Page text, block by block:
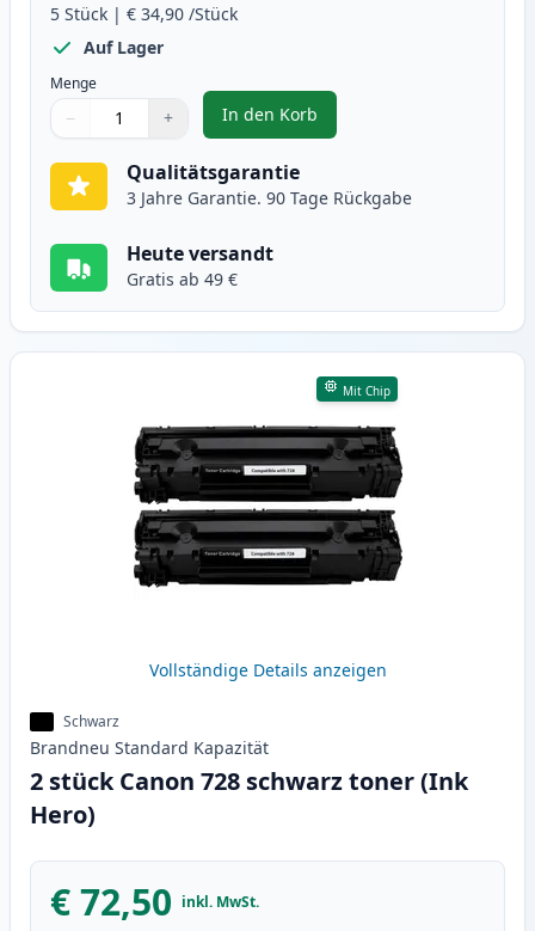
5 Stück | € 34,90 /Stück
Auf Lager
Menge
Verwenden Sie die Tasten, um anzupassen
− +
1
In den Korb
, 5 stück Canon 728 schwarz
Qualitätsgarantie
3 Jahre Garantie. 90 Tage Rückgabe
Heute versandt
Gratis ab 49 €
Mit Chip
Vollständige Details anzeigen
Schwarz
Brandneu Standard Kapazität
2 stück Canon 728 schwarz toner (Ink
Hero)
€ 72,50 inkl. MwSt.